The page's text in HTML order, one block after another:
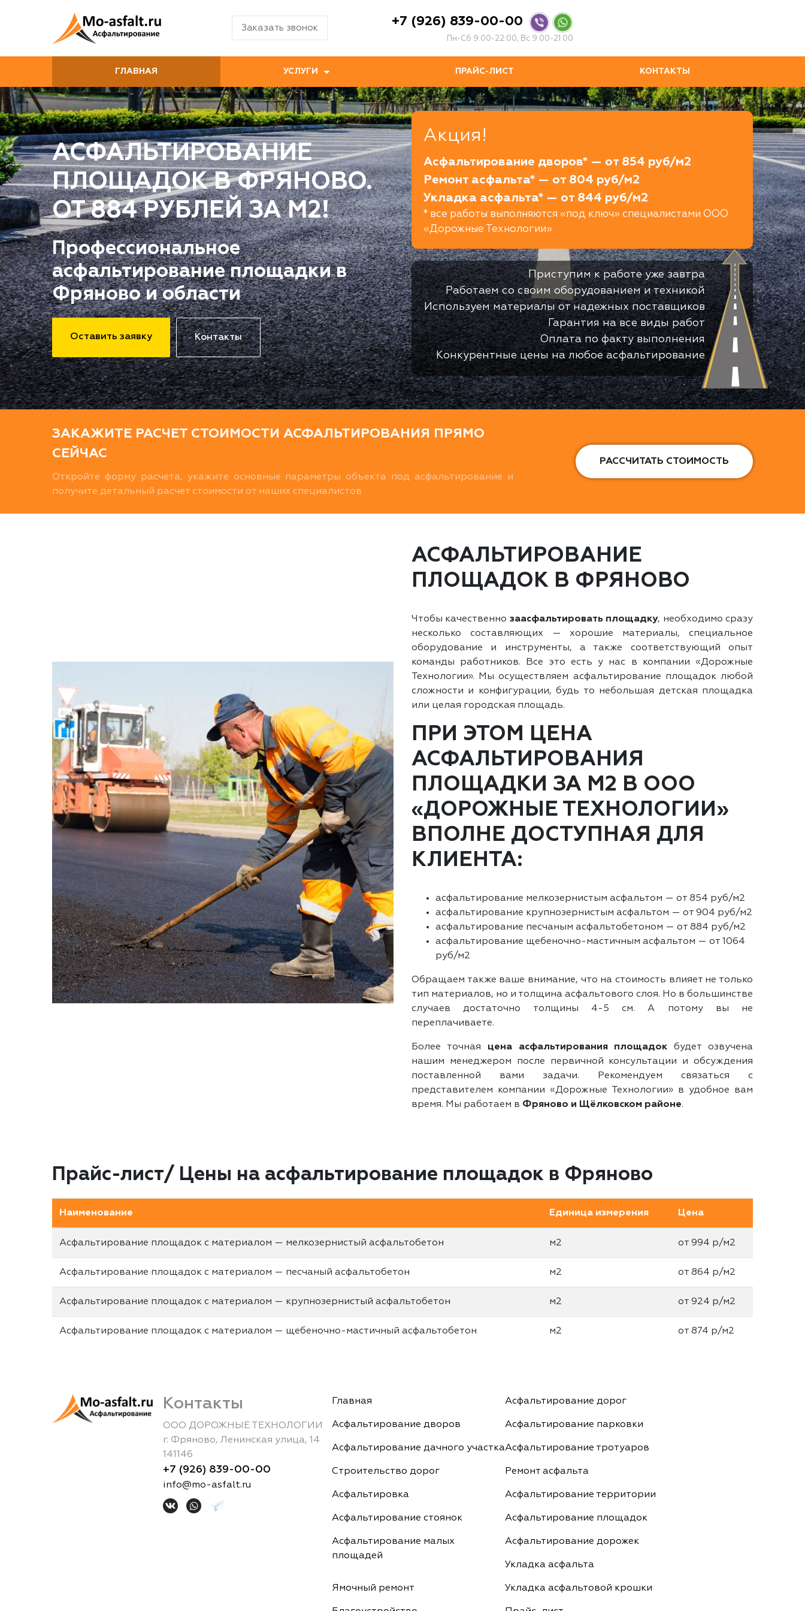
Заказать звонок +7 (926) 839-00-00
Пн-Сб 9:00-22:00, Вс 9:00-21:00
ГЛАВНАЯ УСЛУГИ ПРАЙС-ЛИСТ КОНТАКТЫ
АСФАЛЬТИРОВАНИЕ
ПЛОЩАДОК В ФРЯНОВО.
ОТ 884 РУБЛЕЙ ЗА М2!
Профессиональное
асфальтирование площадки в
Фряново и области
Оставить заявку Контакты
Акция!
Асфальтирование дворов* — от 854 руб/м2
Ремонт асфальта* — от 804 руб/м2
Укладка асфальта* — от 844 руб/м2
* все работы выполняются «под ключ» специалистами ООО
«Дорожные Технологии»
Приступим к работе уже завтра
Работаем со своим оборудованием и техникой
Используем материалы от надежных поставщиков
Гарантия на все виды работ
Оплата по факту выполнения
Конкурентные цены на любое асфальтирование
ЗАКАЖИТЕ РАСЧЕТ СТОИМОСТИ АСФАЛЬТИРОВАНИЯ ПРЯМО
СЕЙЧАС
Откройте форму расчета, укажите основные параметры объекта под асфальтирование и
получите детальный расчет стоимости от наших специалистов
РАССЧИТАТЬ СТОИМОСТЬ
АСФАЛЬТИРОВАНИЕ
ПЛОЩАДОК В ФРЯНОВО
Чтобы качественно заасфальтировать площадку, необходимо сразу
несколько составляющих — хорошие материалы, специальное
оборудование и инструменты, а также соответствующий опыт
команды работников. Все это есть у нас в компании «Дорожные
Технологии». Мы осуществляем асфальтирование площадок любой
сложности и конфигурации, будь то небольшая детская площадка
или целая городская площадь.
ПРИ ЭТОМ ЦЕНА
АСФАЛЬТИРОВАНИЯ
ПЛОЩАДКИ ЗА М2 В ООО
«ДОРОЖНЫЕ ТЕХНОЛОГИИ»
ВПОЛНЕ ДОСТУПНАЯ ДЛЯ
КЛИЕНТА:
асфальтирование мелкозернистым асфальтом — от 854 руб/м2
асфальтирование крупнозернистым асфальтом — от 904 руб/м2
асфальтирование песчаным асфальтобетоном — от 884 руб/м2
асфальтирование щебеночно-мастичным асфальтом — от 1064
руб/м2
Обращаем также ваше внимание, что на стоимость влияет не только
тип материалов, но и толщина асфальтового слоя. Но в большинстве
случаев достаточно толщины 4-5 см. А потому вы не
переплачиваете.
Более точная цена асфальтирования площадок будет озвучена
нашим менеджером после первичной консультации и обсуждения
поставленной вами задачи. Рекомендуем связаться с
представителем компании «Дорожные Технологии» в удобное вам
время. Мы работаем в Фряново и Щёлковском районе.
Прайс-лист/ Цены на асфальтирование площадок в Фряново
Наименование Единица измерения Цена
Асфальтирование площадок с материалом — мелкозернистый асфальтобетон м2 от 994 р/м2
Асфальтирование площадок с материалом — песчаный асфальтобетон м2 от 864 р/м2
Асфальтирование площадок с материалом — крупнозернистый асфальтобетон м2 от 924 р/м2
Асфальтирование площадок с материалом — щебеночно-мастичный асфальтобетон м2 от 874 р/м2
Контакты
ООО ДОРОЖНЫЕ ТЕХНОЛОГИИ
г. Фряново, Ленинская улица, 14
141146
+7 (926) 839-00-00
info@mo-asfalt.ru
Главная Асфальтирование дорог
Асфальтирование дворов Асфальтирование парковки
Асфальтирование дачного участкаАсфальтирование тротуаров
Строительство дорог Ремонт асфальта
Асфальтировка Асфальтирование территории
Асфальтирование стоянок Асфальтирование площадок
Асфальтирование малых
площадей
Асфальтирование дорожек
Укладка асфальта
Ямочный ремонт Укладка асфальтовой крошки